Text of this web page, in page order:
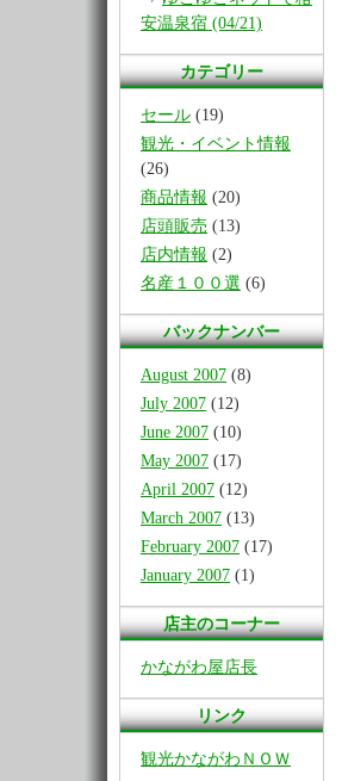
安温泉宿 (04/21)
カテゴリー
セール (19)
観光・イベント情報
(26)
商品情報 (20)
店頭販売 (13)
店内情報 (2)
名産１００選 (6)
バックナンバー
August 2007 (8)
July 2007 (12)
June 2007 (10)
May 2007 (17)
April 2007 (12)
March 2007 (13)
February 2007 (17)
January 2007 (1)
店主のコーナー
かながわ屋店長
リンク
観光かながわＮＯＷ